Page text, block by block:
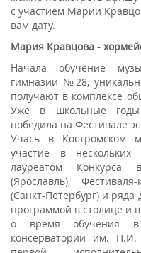
с участием Марии
вам дату.
Мария Кравцова -
Начала обучение
гимназии №28,
получают в комплексе
Уже в школьные годы
победила на Фестивале
Учась в Костромском
участие в нескольких
лауреатом Конкурса
(Ярославль),
(Санкт-Петербург) и ряда
программой в столице и
о время обучения в
консерватории им. П.И.